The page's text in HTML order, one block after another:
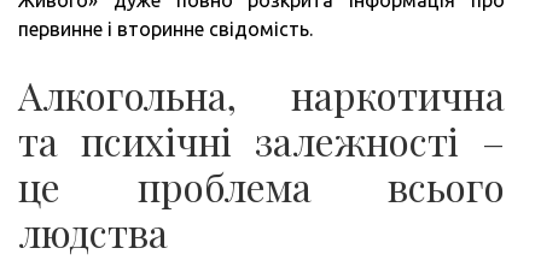
первинне і вторинне свідомість.
Алкогольна, наркотична
та психічні залежності –
це проблема всього
людства